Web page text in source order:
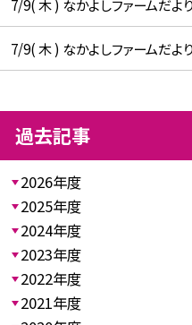
7/9( 木 ) なかよしファームだ
7/9( 木 ) なかよしファームだよ
過去記事
2026年度
2025年度
2024年度
2023年度
2022年度
2021年度